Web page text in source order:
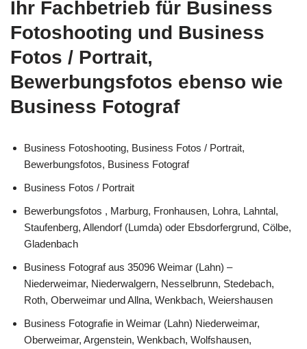
Ihr Fachbetrieb für Business
Fotoshooting und Business
Fotos / Portrait,
Bewerbungsfotos ebenso wie
Business Fotograf
Business Fotoshooting, Business Fotos / Portrait,
Bewerbungsfotos, Business Fotograf
Business Fotos / Portrait
Bewerbungsfotos , Marburg, Fronhausen, Lohra, Lahntal,
Staufenberg, Allendorf (Lumda) oder Ebsdorfergrund, Cölbe,
Gladenbach
Business Fotograf aus 35096 Weimar (Lahn) –
Niederweimar, Niederwalgern, Nesselbrunn, Stedebach,
Roth, Oberweimar und Allna, Wenkbach, Weiershausen
Business Fotografie in Weimar (Lahn) Niederweimar,
Oberweimar, Argenstein, Wenkbach, Wolfshausen,